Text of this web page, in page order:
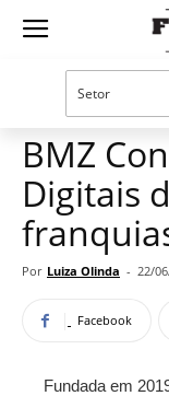
Guia
Mercado de franquias
BMZ
Digitais
Por Luiza Olinda - 22/
Facebook
Fundada em